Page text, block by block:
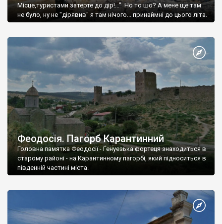
Місце,туристами затерте до дір!..." Но то шо? А мене ще там
не було, ну не "дірявив" я там нічого... принаймні до цього літа.
Феодосія. Пагорб Карантинний
Головна памятка Феодосії - Генуезька фортеця знаходиться в
старому районі - на Карантинному пагорбі, який підноситься в
південній частині міста.